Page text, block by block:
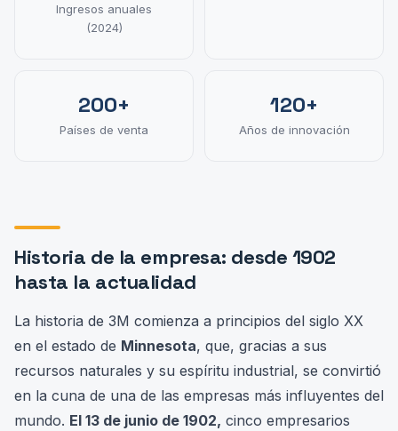
Ingresos anuales
(2024)
200+
Países de venta
120+
Años de innovación
Historia de la empresa: desde 1902
hasta la actualidad
La historia de 3M comienza a principios del siglo XX
en el estado de Minnesota, que, gracias a sus
recursos naturales y su espíritu industrial, se convirtió
en la cuna de una de las empresas más influyentes del
mundo. El 13 de junio de 1902, cinco empresarios